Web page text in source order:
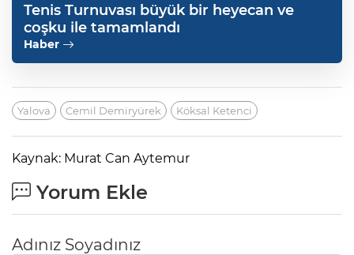
Tenis Turnuvası büyük bir heyecan ve
coşku ile tamamlandı
Haber
Yalova Cemil Demiryürek Köksal Ketenci
Kaynak: Murat Can Aytemur
Yorum Ekle
Adınız Soyadınız